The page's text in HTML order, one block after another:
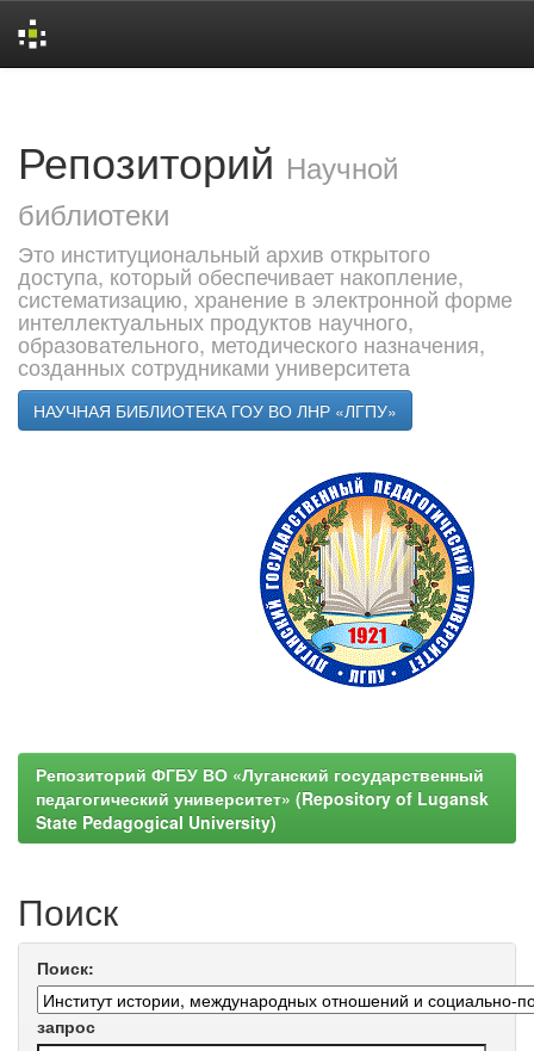
Репозиторий Научной
библиотеки
Это институциональный архив открытого
доступа, который обеспечивает накопление,
систематизацию, хранение в электронной форме
интеллектуальных продуктов научного,
образовательного, методического назначения,
созданных сотрудниками университета
НАУЧНАЯ БИБЛИОТЕКА ГОУ ВО ЛНР «ЛГПУ»
Репозиторий ФГБУ ВО «Луганский государственный
педагогический университет» (Repository of Lugansk
State Pedagogical University)
Поиск
Поиск:
запрос